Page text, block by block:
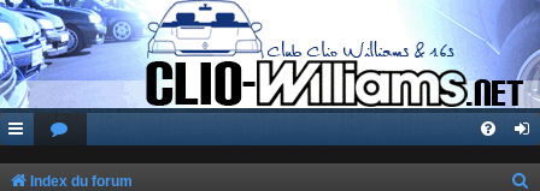
Index du forum